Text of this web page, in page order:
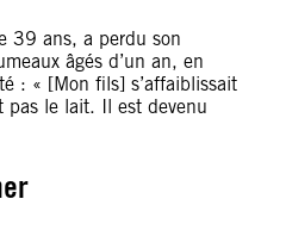
39 ans, a perdu son
âgés d’un an, en
: « [Mon fils] s’affaiblissait
pas le lait. Il est devenu